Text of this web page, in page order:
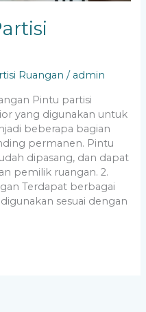
Ruangan / admin
Pintu partisi
yang digunakan untuk
beberapa bagian
permanen. Pintu
dipasang, dan dapat
pemilik ruangan. 2.
Terdapat berbagai
sesuai dengan